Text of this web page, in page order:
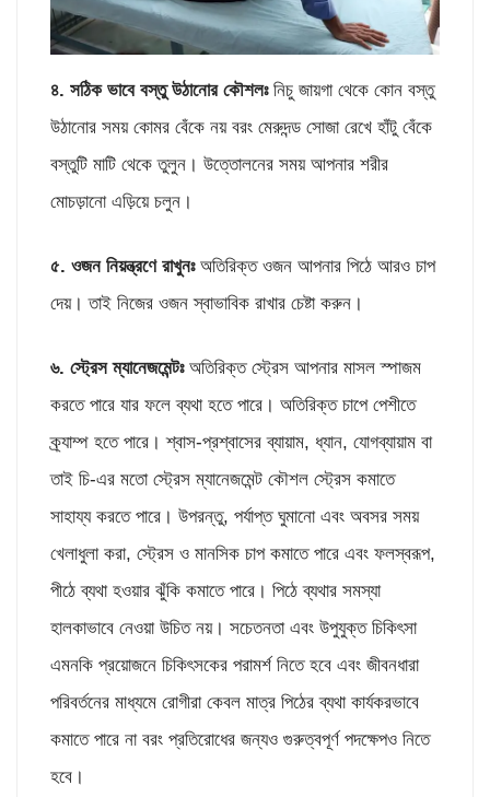
৪. সঠিক ভাবে বস্তু উঠানোর কৌশলঃনিচু জায়গা থেকে কোন বস্তু
উঠানোর সময় কোমর বেঁকে নয় বরং মেরুদন্ড সোজা রেখে হাঁটু বেঁকে
বস্তুটি মাটি থেকে তুলুন। উত্তোলনের সময় আপনার শরীর
মোচড়ানো এড়িয়ে চলুন।
৫. ওজন নিয়ন্ত্রণে রাখুনঃঅতিরিক্ত ওজন আপনার পিঠে আরও চাপ
দেয়। তাই নিজের ওজন স্বাভাবিক রাখার চেষ্টা করুন।
৬. স্ট্রেস ম্যানেজমেন্টঃ অতিরিক্ত স্ট্রেস আপনার মাসল স্পাজম
করতে পারে যার ফলে ব্যথা হতে পারে। অতিরিক্ত চাপে পেশীতে
ক্র্যাম্প হতে পারে। শ্বাস-প্রশ্বাসের ব্যায়াম, ধ্যান, যোগব্যায়াম বা
তাই চি-এর মতো স্ট্রেস ম্যানেজমেন্ট কৌশল স্ট্রেস কমাতে
সাহায্য করতে পারে। উপরন্তু, পর্যাপ্ত ঘুমানো এবং অবসর সময়
খেলাধুলা করা, স্ট্রেস ও মানসিক চাপ কমাতে পারে এবং ফলস্বরূপ,
পীঠে ব্যথা হওয়ার ঝুঁকি কমাতে পারে। পিঠে ব্যথার সমস্যা
হালকাভাবে নেওয়া উচিত নয়। সচেতনতা এবং উপুযুক্ত চিকিৎসা
এমনকি প্রয়োজনে চিকিৎসকের পরামর্শ নিতে হবে এবং জীবনধারা
পরিবর্তনের মাধ্যমে রোগীরা কেবল মাত্র পিঠের ব্যথা কার্যকরভাবে
কমাতে পারে না বরং প্রতিরোধের জন্যও গুরুত্বপূর্ণ পদক্ষেপও নিতে
হবে।